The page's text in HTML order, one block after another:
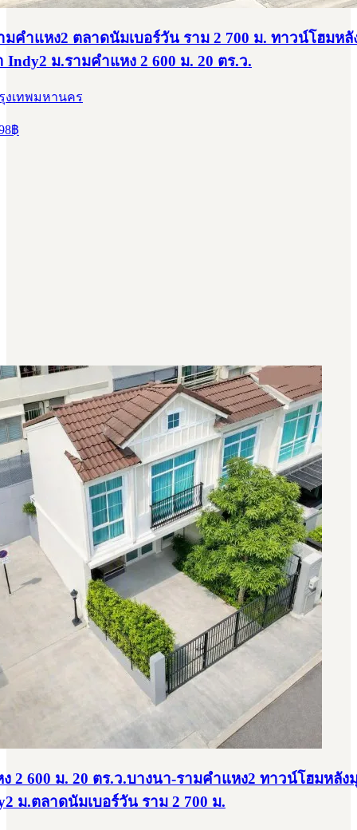
มคำแหง2 ตลาดนัมเบอร์วัน ราม 2 700 ม. ทาวน์โฮมหลั
Indy2 ม.รามคำแหง 2 600 ม. 20 ตร.ว.
งเทพมหานคร
฿
2 600 ม. 20 ตร.ว.บางนา-รามคำแหง2 ทาวน์โฮมหลัง
ม.ตลาดนัมเบอร์วัน ราม 2 700 ม.